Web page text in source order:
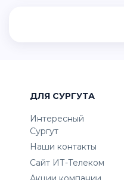
ДЛЯ СУРГУТА
Интересный
Сургут
Наши контакты
Сайт ИТ-Телеком